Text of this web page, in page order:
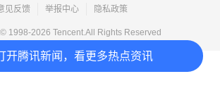
开腾讯新闻，看更多热点资讯
见反馈 举报中心 隐私政策
1998-2026 Tencent.All Rights Reserved